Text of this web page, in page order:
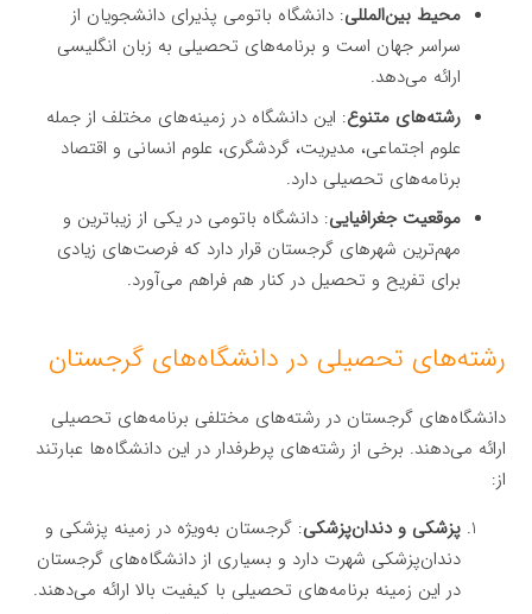
محیط بین‌المللی: دانشگاه باتومی پذیرای دانشجویان از
سراسر جهان است و برنامه‌های تحصیلی به زبان انگلیسی
ارائه می‌دهد.
رشته‌های متنوع: این دانشگاه در زمینه‌های مختلف از جمله
علوم اجتماعی، مدیریت، گردشگری، علوم انسانی و اقتصاد
برنامه‌های تحصیلی دارد.
موقعیت جغرافیایی: دانشگاه باتومی در یکی از زیباترین و
مهم‌ترین شهرهای گرجستان قرار دارد که فرصت‌های زیادی
برای تفریح و تحصیل در کنار هم فراهم می‌آورد.
رشته‌های تحصیلی در دانشگاه‌های گرجستان
دانشگاه‌های گرجستان در رشته‌های مختلفی برنامه‌های تحصیلی
ارائه می‌دهند. برخی از رشته‌های پرطرفدار در این دانشگاه‌ها عبارتند
از:
پزشکی و دندان‌پزشکی: گرجستان به‌ویژه در زمینه پزشکی و
دندان‌پزشکی شهرت دارد و بسیاری از دانشگاه‌های گرجستان
در این زمینه برنامه‌های تحصیلی با کیفیت بالا ارائه می‌دهند.